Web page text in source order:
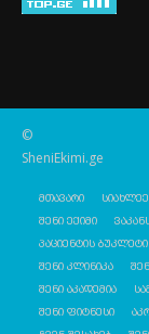
©
SheniEkimi.ge
მთავარი
შენი ექიმი
პაციენტის ბუკლეტი
შენი კლინიკა
შენი აკადემია
შენი ფიტნესი